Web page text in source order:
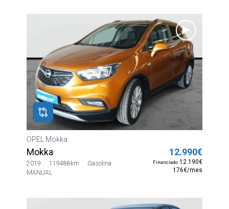
OPEL Mokka
Mokka
2019 119488km
Gasolina
MANUAL
12.990€
Financiado 12.190€
176€/mes